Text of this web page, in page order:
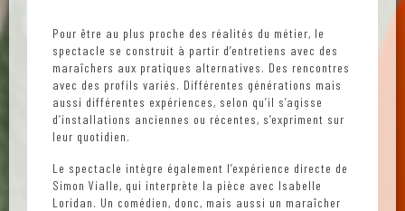
Pour être au plus proche des réalités du métier, le
spectacle se construit à partir d’entretiens avec des
maraîchers aux pratiques alternatives. Des rencontres
avec des profils variés. Différentes générations mais
aussi différentes expériences, selon qu’il s’agisse
d’installations anciennes ou récentes, s’expriment sur
leur quotidien.
Le spectacle intègre également l’expérience directe de
Simon Vialle, qui interprète la pièce avec Isabelle
Loridan. Un comédien, donc, mais aussi un maraîcher